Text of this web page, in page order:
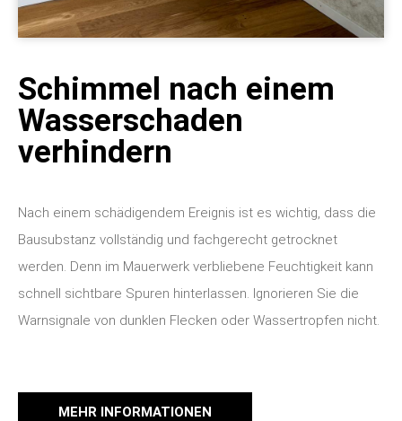
Schimmel nach einem
Wasserschaden
verhindern
Nach einem schädigendem Ereignis ist es wichtig, dass die
Bausubstanz vollständig und fachgerecht getrocknet
werden. Denn im Mauerwerk verbliebene Feuchtigkeit kann
schnell sichtbare Spuren hinterlassen. Ignorieren Sie die
Warnsignale von dunklen Flecken oder Wassertropfen nicht.
MEHR INFORMATIONEN